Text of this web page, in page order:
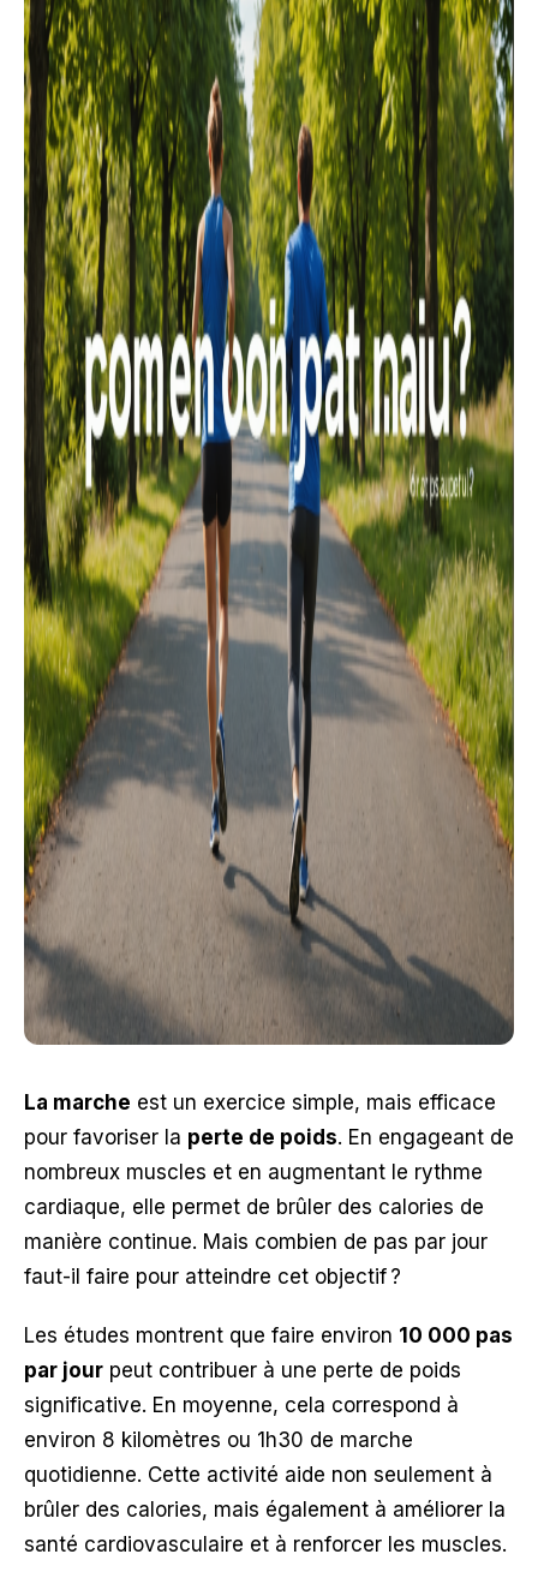
La marche est un exercice simple, mais efficace
pour favoriser la perte de poids. En engageant de
nombreux muscles et en augmentant le rythme
cardiaque, elle permet de brûler des calories de
manière continue. Mais combien de pas par jour
faut-il faire pour atteindre cet objectif ?
Les études montrent que faire environ 10 000 pas
par jour peut contribuer à une perte de poids
significative. En moyenne, cela correspond à
environ 8 kilomètres ou 1h30 de marche
quotidienne. Cette activité aide non seulement à
brûler des calories, mais également à améliorer la
santé cardiovasculaire et à renforcer les muscles.